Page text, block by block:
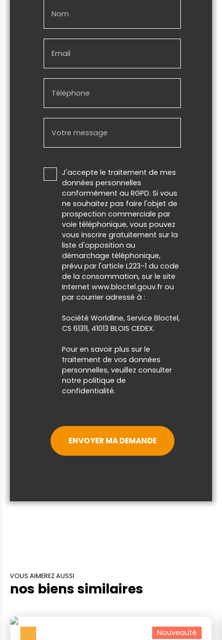
Nom
Email
Téléphone
Votre message
J'accepte le traitement de mes
données personnelles
conformément au RGPD. Si vous
ne souhaitez pas faire l'objet de
prospection commerciale par
voie téléphonique, vous pouvez
vous inscrire gratuitement sur la
liste d'opposition au
démarchage téléphonique,
prévu par l'article L223-1 du code
de la consommation, sur le site
Internet www.bloctel.gouv.fr ou
par courrier adressé à :
Société Worldline, Service Bloctel,
CS 61311, 41013 BLOIS CEDEX.
Pour en savoir plus sur le
traitement de vos données
personnelles, veuillez consulter
notre politique de
confidentialité.
ENVOYER MA DEMANDE
VOUS AIMEREZ AUSSI
nos biens similaires
Nouveauté